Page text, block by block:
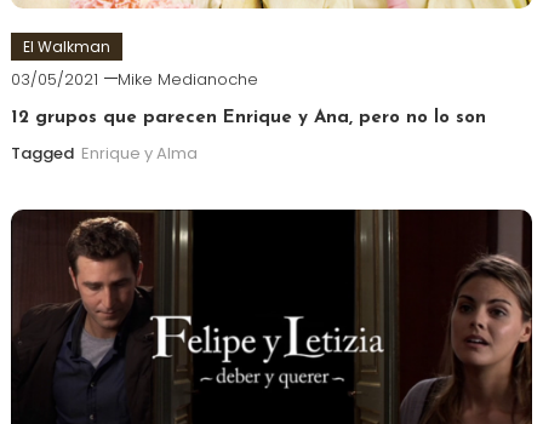
El Walkman
03/05/2021 Mike Medianoche
12 grupos que parecen Enrique y Ana, pero no lo son
Tagged Enrique y Alma